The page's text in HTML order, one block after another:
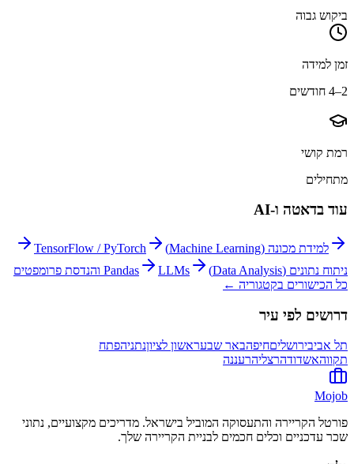
ביקוש גבוה
זמן למידה
2–4 חודשים
רמת קושי
מתחילים
עוד בדאטה ו-AI
למידת מכונה (Machine Learning)
TensorFlow / PyTorch
ניתוח נתונים (Data Analysis)
Pandas
LLMs והנדסת פרומפטים
כל הכישורים בקטגוריה ←
דרושים לפי עיר
תל אביבירושליםחיפהבאר שבעראשון לציוןנתניהפתח
תקווהאשדודהרצליהרעננה
Mojob
פורטל הקריירה והתעסוקה המוביל בישראל. מדריכים מקצועיים, נתוני
שכר עדכניים וכלים חכמים לבניית הקריירה שלך.